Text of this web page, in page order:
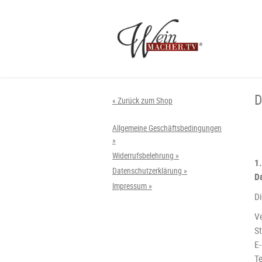
« Zurück zum Shop
Allgemeine Geschäftsbedingungen
»
Widerrufsbelehrung »
Datenschutzerklärung »
Impressum »